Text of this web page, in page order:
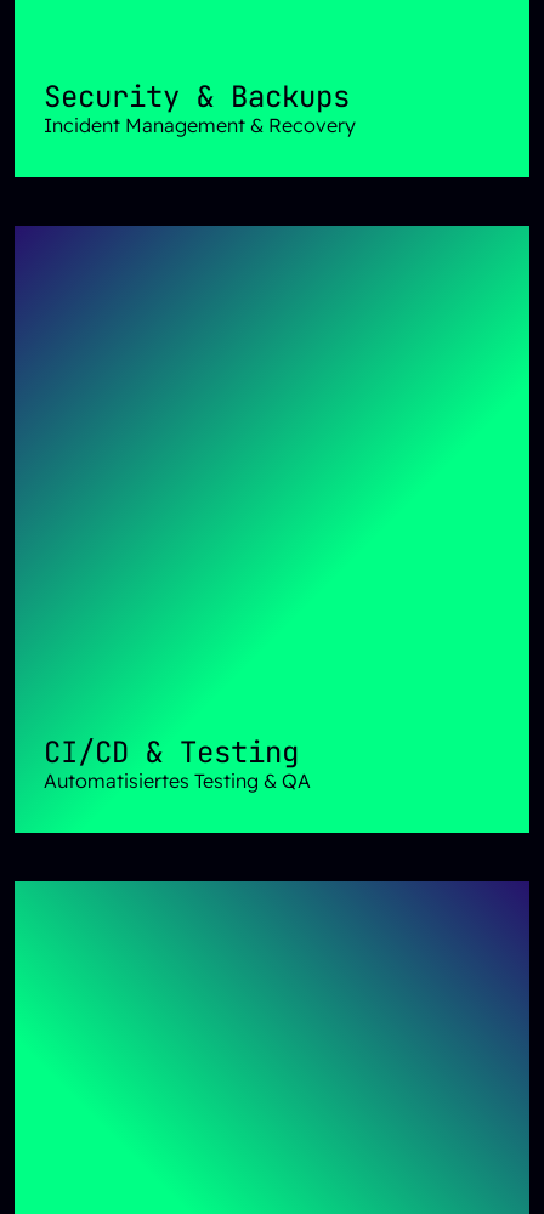
Security & Backups
Incident Management & Recovery
CI/CD & Testing
Automatisiertes Testing & QA